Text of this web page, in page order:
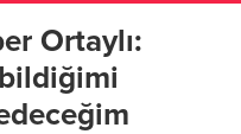
Ortaylı: